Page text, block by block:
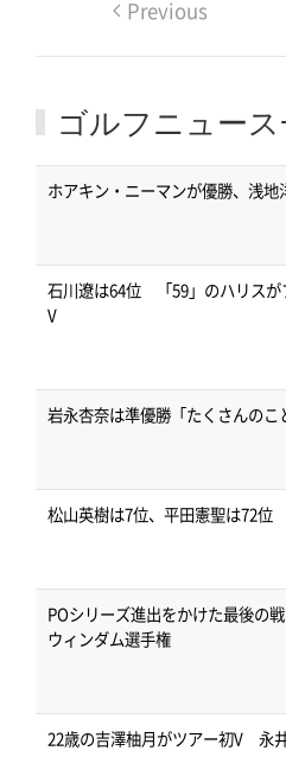
Previous
ゴルフニュー
ホアキン・ニーマンが優勝、浅
石川遼は64位 「59」のハリスが
V
岩永杏奈は準優勝「たくさんの
松山英樹は7位、平田憲聖は72
POシリーズ進出をかけた最後の
ウィンダム選手権
22歳の吉澤柚月がツアー初V 永